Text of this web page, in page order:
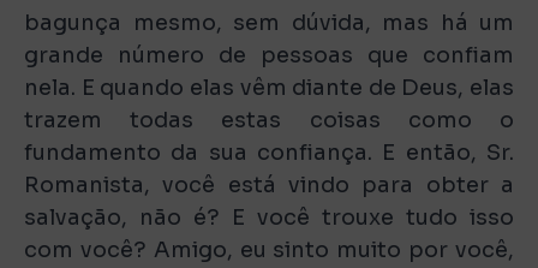
bagunça mesmo, sem dúvida, mas há um
grande número de pessoas que confiam
nela. E quando elas vêm diante de Deus, elas
trazem todas estas coisas como o
fundamento da sua confiança. E então, Sr.
Romanista, você está vindo para obter a
salvação, não é? E você trouxe tudo isso
com você? Amigo, eu sinto muito por você,